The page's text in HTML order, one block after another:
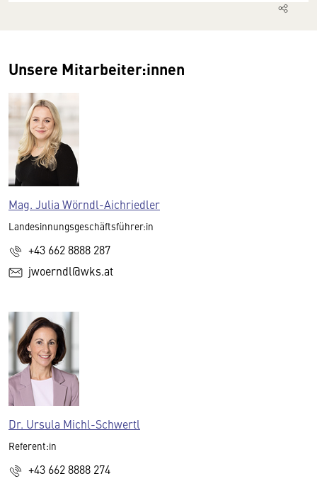
Unsere Mitarbeiter:innen
Mag. Julia Wörndl-Aichriedler
Landesinnungsgeschäftsführer:in
+43 662 8888 287
jwoerndl@wks.at
Dr. Ursula Michl-Schwertl
Referent:in
+43 662 8888 274